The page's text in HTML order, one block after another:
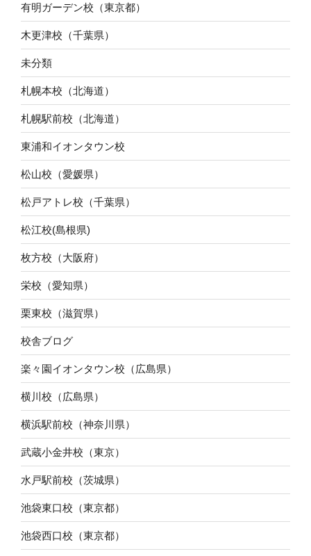
有明ガーデン校（東京都）
木更津校（千葉県）
未分類
札幌本校（北海道）
札幌駅前校（北海道）
東浦和イオンタウン校
松山校（愛媛県）
松戸アトレ校（千葉県）
松江校(島根県)
枚方校（大阪府）
栄校（愛知県）
栗東校（滋賀県）
校舎ブログ
楽々園イオンタウン校（広島県）
横川校（広島県）
横浜駅前校（神奈川県）
武蔵小金井校（東京）
水戸駅前校（茨城県）
池袋東口校（東京都）
池袋西口校（東京都）